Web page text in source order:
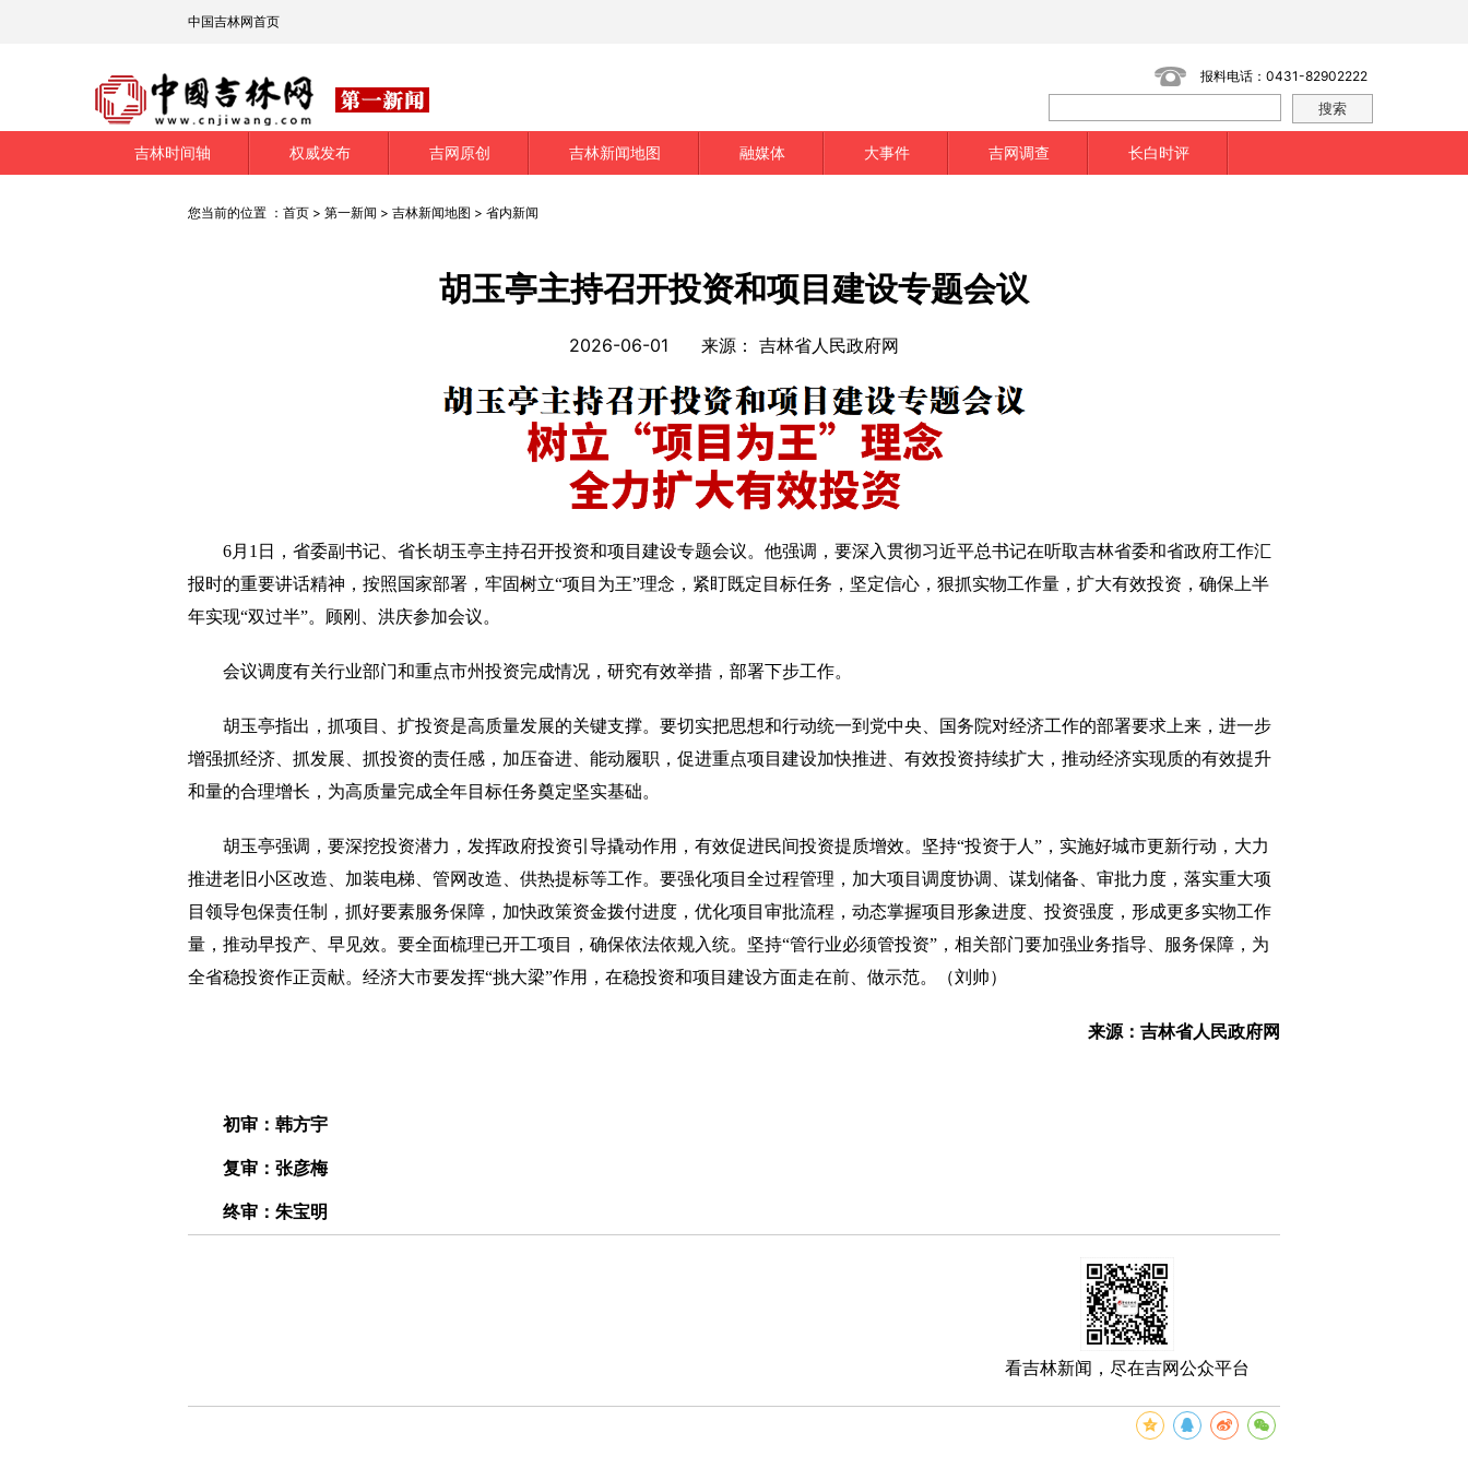
中国吉林网首页
报料电话：0431-82902222
吉林时间轴 权威发布 吉网原创 吉林新闻地图 融媒体 大事件 吉网调查 长白时评
您当前的位置 ： 首页 > 第一新闻 > 吉林新闻地图 > 省内新闻
胡玉亭主持召开投资和项目建设专题会议
2026-06-01 来源： 吉林省人民政府网
6月1日，省委副书记、省长胡玉亭主持召开投资和项目建设专题会议。他强调，要深入贯彻习近平总书记在听取吉林省委和省政府工作汇
报时的重要讲话精神，按照国家部署，牢固树立“项目为王”理念，紧盯既定目标任务，坚定信心，狠抓实物工作量，扩大有效投资，确保上半
年实现“双过半”。顾刚、洪庆参加会议。
会议调度有关行业部门和重点市州投资完成情况，研究有效举措，部署下步工作。
胡玉亭指出，抓项目、扩投资是高质量发展的关键支撑。要切实把思想和行动统一到党中央、国务院对经济工作的部署要求上来，进一步
增强抓经济、抓发展、抓投资的责任感，加压奋进、能动履职，促进重点项目建设加快推进、有效投资持续扩大，推动经济实现质的有效提升
和量的合理增长，为高质量完成全年目标任务奠定坚实基础。
胡玉亭强调，要深挖投资潜力，发挥政府投资引导撬动作用，有效促进民间投资提质增效。坚持“投资于人”，实施好城市更新行动，大力
推进老旧小区改造、加装电梯、管网改造、供热提标等工作。要强化项目全过程管理，加大项目调度协调、谋划储备、审批力度，落实重大项
目领导包保责任制，抓好要素服务保障，加快政策资金拨付进度，优化项目审批流程，动态掌握项目形象进度、投资强度，形成更多实物工作
量，推动早投产、早见效。要全面梳理已开工项目，确保依法依规入统。坚持“管行业必须管投资”，相关部门要加强业务指导、服务保障，为
全省稳投资作正贡献。经济大市要发挥“挑大梁”作用，在稳投资和项目建设方面走在前、做示范。（刘帅）
来源：吉林省人民政府网
初审：韩方宇
复审：张彦梅
终审：朱宝明
看吉林新闻，尽在吉网公众平台